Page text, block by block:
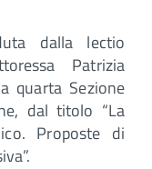
dalla lectio
Patrizia
quarta Sezione
dal titolo “La
Proposte di